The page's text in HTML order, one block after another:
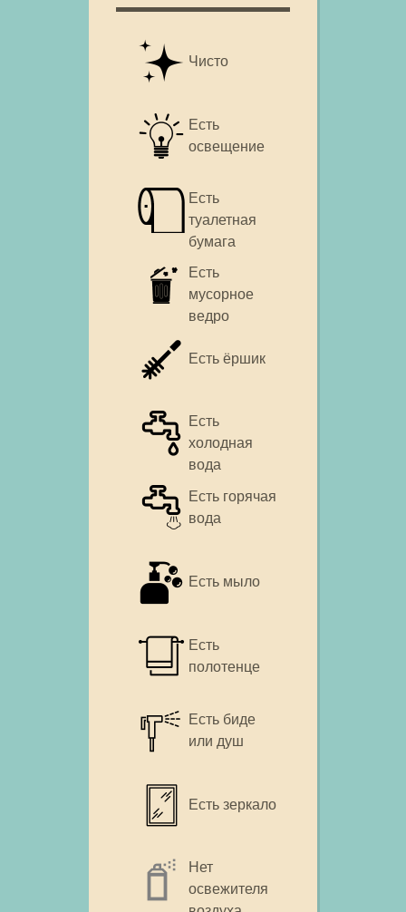
Чисто
Есть
освещение
Есть
туалетная
бумага
Есть
мусорное
ведро
Есть ёршик
Есть
холодная
вода
Есть горячая
вода
Есть мыло
Есть
полотенце
Есть биде
или душ
Есть зеркало
Нет
освежителя